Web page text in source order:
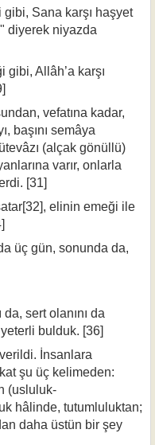
Sana karşı haşyet
diyerek niyazda
Allâh’a karşı
vefatına kadar,
başını semâya
(alçak gönüllü)
varır, onlarla
[31]
elinin emeği ile
üç gün, sonunda da,
sert olanını da
bulduk. [36]
İnsanlara
şu üç kelimeden:
(usluluk-
hâlinde, tutumluluktan;
daha üstün bir şey